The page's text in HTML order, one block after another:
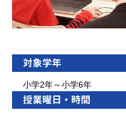
対象学年
小学2年～小学6年
授業曜日・時間